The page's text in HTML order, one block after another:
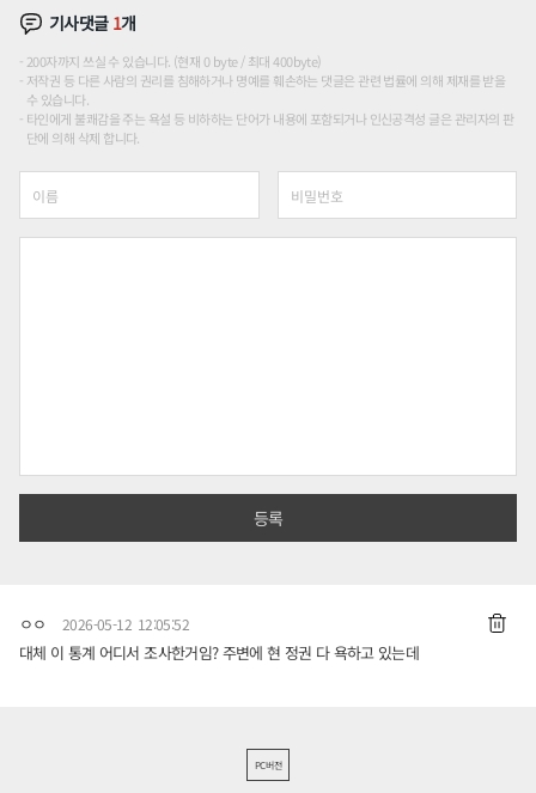
기사댓글 1개
200자까지 쓰실 수 있습니다. (현재 0 byte / 최대 400byte)
저작권 등 다른 사람의 권리를 침해하거나 명예를 훼손하는 댓글은 관련 법률에 의해 제재를 받을
수 있습니다.
타인에게 불쾌감을 주는 욕설 등 비하하는 단어가 내용에 포함되거나 인신공격성 글은 관리자의 판
단에 의해 삭제 합니다.
ㅇㅇ 2026-05-12 12:05:52
대체 이 통계 어디서 조사한거임? 주변에 현 정권 다 욕하고 있는데
PC버전